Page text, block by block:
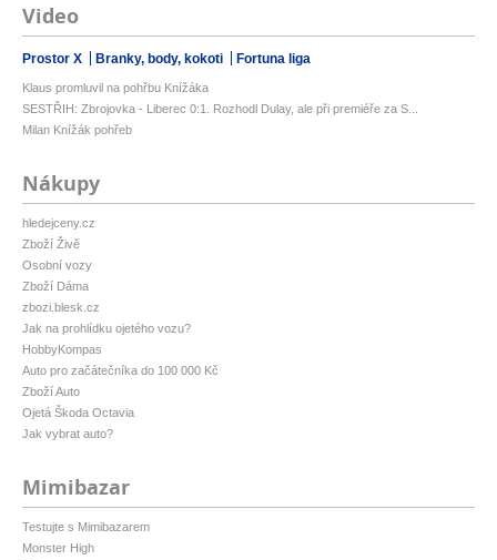
Video
Prostor X Branky, body, kokoti Fortuna liga
Klaus promluvil na pohřbu Knížáka
SESTŘIH: Zbrojovka - Liberec 0:1. Rozhodl Dulay, ale při premiéře za S...
Milan Knížák pohřeb
Nákupy
hledejceny.cz
Zboží Živě
Osobní vozy
Zboží Dáma
zbozi.blesk.cz
Jak na prohlídku ojetého vozu?
HobbyKompas
Auto pro začátečníka do 100 000 Kč
Zboží Auto
Ojetá Škoda Octavia
Jak vybrat auto?
Mimibazar
Testujte s Mimibazarem
Monster High